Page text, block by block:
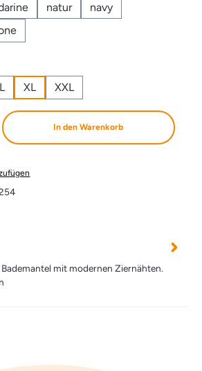
natur
navy
L XL XXL
Gib den gewünschten
In den Warenkorb
mit modernen Ziernähten.